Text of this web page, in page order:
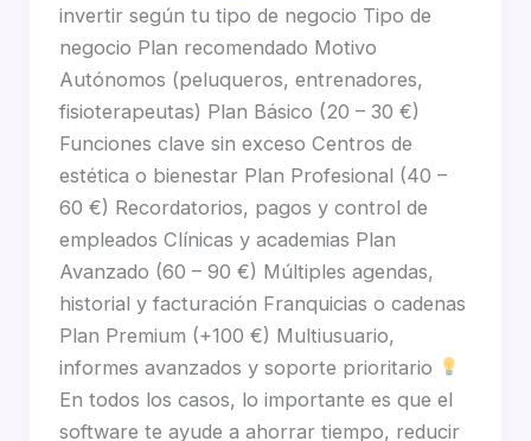
invertir según tu tipo de negocio Tipo de
negocio Plan recomendado Motivo
Autónomos (peluqueros, entrenadores,
fisioterapeutas) Plan Básico (20 – 30 €)
Funciones clave sin exceso Centros de
estética o bienestar Plan Profesional (40 –
60 €) Recordatorios, pagos y control de
empleados Clínicas y academias Plan
Avanzado (60 – 90 €) Múltiples agendas,
historial y facturación Franquicias o cadenas
Plan Premium (+100 €) Multiusuario,
informes avanzados y soporte prioritario
En todos los casos, lo importante es que el
software te ayude a ahorrar tiempo, reducir